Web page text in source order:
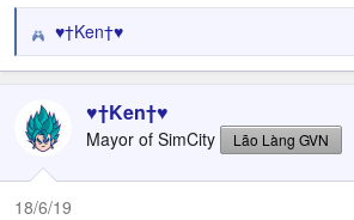
R
e
c
t
o
n
♥†Ken†♥
♥†Ken†♥
Mayor of SimCity Lão Làng GVN
18/6/19